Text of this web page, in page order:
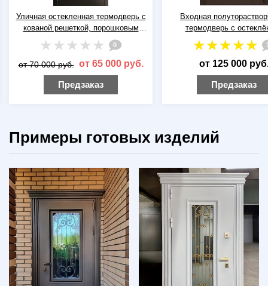
Входная полуторастворчатая
термодверь с остеклённой
фрамугой, металлофилёнкой и
полимерной покраской коричневого
цвета
1
от 125 000 руб.
Предзаказ
Металлическая
термодверь с большим
кованой решеткой и
порошковым
от 80 000
Предзаказ
Примеры готовых изделий